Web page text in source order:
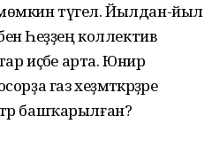
түгел. Йылдан-йыл
Һеҙҙең коллектив
иҫәбе арта. Юнир
газ хеҙмәткәрҙәре
башҡарылған?